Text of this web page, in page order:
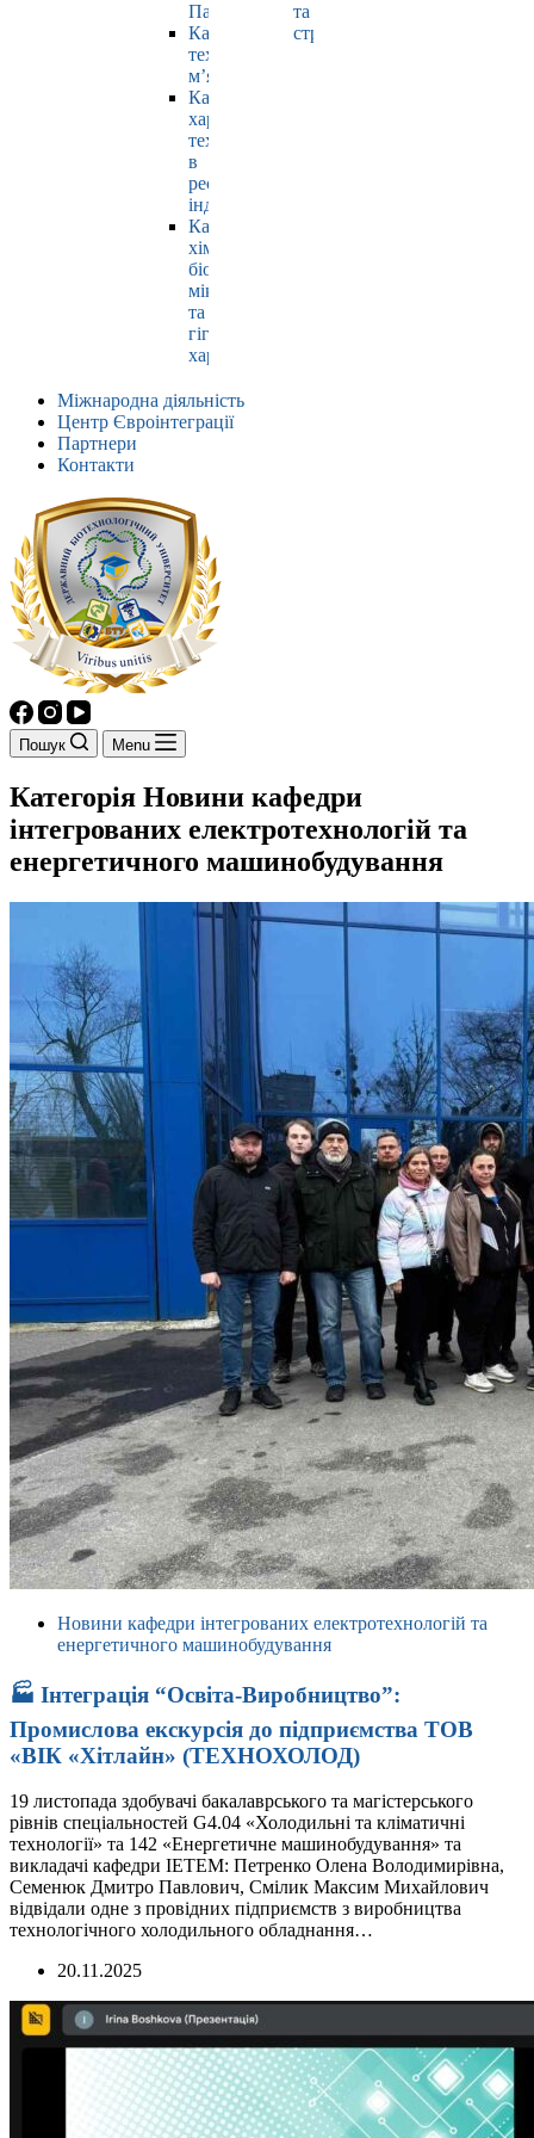
Павлюк
Кафедра
технології
м’яса
Кафедра
харчових
технологій
в
ресторанній
індустрії
Кафедра
хімії,
біохімії,
мікробіології
та
гігієни
харчування
та
страхування
Міжнародна діяльність
Центр Євроінтеграції
Партнери
Контакти
Пошук Menu
Категорія Новини кафедри
інтегрованих електротехнологій та
енергетичного машинобудування
Новини кафедри інтегрованих електротехнологій та
енергетичного машинобудування
🏭 Інтеграція “Освіта-Виробництво”:
Промислова екскурсія до підприємства ТОВ
«ВІК «Хітлайн» (ТЕХНОХОЛОД)
19 листопада здобувачі бакалаврського та магістерського
рівнів спеціальностей G4.04 «Холодильні та кліматичні
технології» та 142 «Енергетичне машинобудування» та
викладачі кафедри ІЕТЕМ: Петренко Олена Володимирівна,
Семенюк Дмитро Павлович, Смілик Максим Михайлович
відвідали одне з провідних підприємств з виробництва
технологічного холодильного обладнання…
20.11.2025